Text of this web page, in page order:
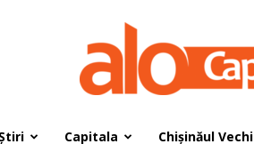
Capitala Chișinăul Vechi